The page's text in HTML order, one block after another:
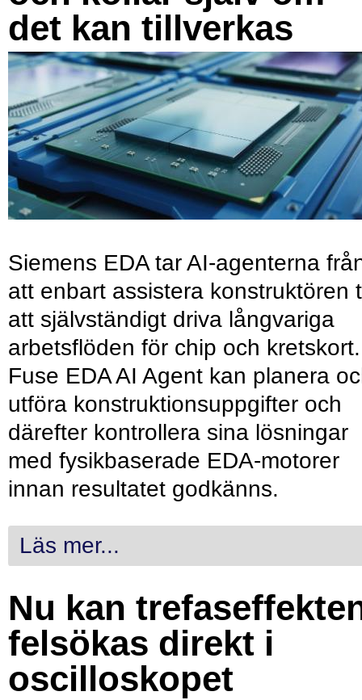
det kan tillverkas
Siemens EDA tar AI-agenterna
att enbart assistera konstruktören
att självständigt driva långvariga
arbetsflöden för chip och kretskort.
Fuse EDA AI Agent kan planera
utföra konstruktionsuppgifter och
därefter kontrollera sina lösningar
med fysikbaserade EDA-motorer
innan resultatet godkänns.
Läs mer...
Nu kan
felsökas direkt i
oscilloskopet